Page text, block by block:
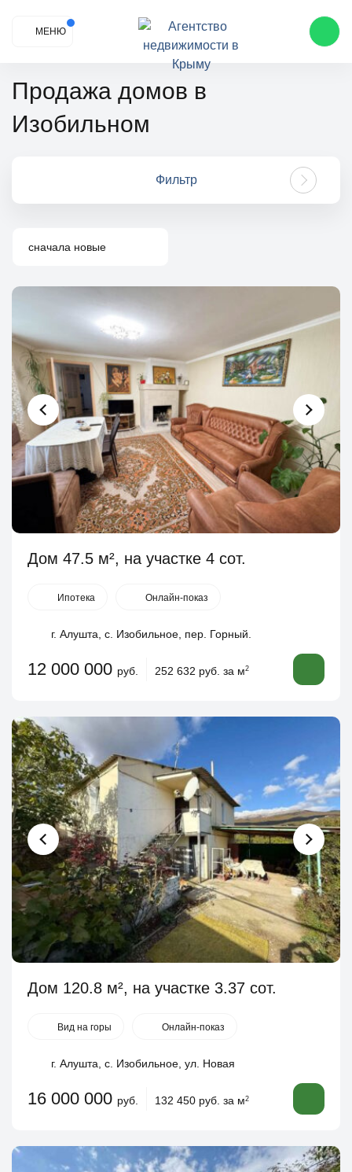
МЕНЮ
Продажа домов в
Изобильном
Фильтр
сначала новые
Дом 47.5 м², на участке 4 сот.
Ипотека Онлайн-показ
г. Алушта, с. Изобильное, пер. Горный.
12 000 000 руб. 252 632 руб. за м2
Дом 120.8 м², на участке 3.37 сот.
Вид на горы Онлайн-показ
г. Алушта, с. Изобильное, ул. Новая
16 000 000 руб. 132 450 руб. за м2